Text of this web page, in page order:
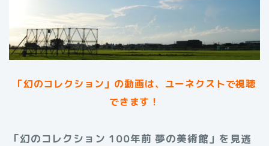
「幻のコレクション」の動画は、ユーネクストで視聴
できます！
「幻のコレクション 100年前 夢の美術館」を見逃